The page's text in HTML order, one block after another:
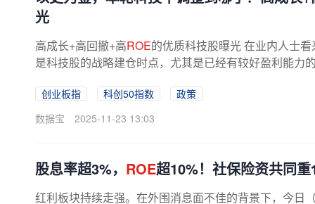
光
高成长+高回撤+高ROE的优质科技股曝光 在业内人士
是科技股的战略建仓时点，尤其是已经有较好盈利能力
创业板指 科创50指数
政策
数据宝
2025-11-23 13:03
股息率超3%， ROE超10%！社保险资共同
红利板块持续走强。在外围消息面不佳的背景下，今日